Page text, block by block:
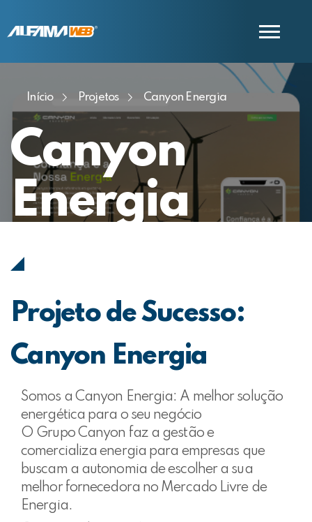
COMERCIAL
SUPORTE
Início Projetos Canyon Energia
Canyon
Energia
Projeto de Sucesso:
Canyon Energia
Somos a Canyon Energia: A melhor solução
energética para o seu negócio
O Grupo Canyon faz a gestão e
comercializa energia para empresas que
buscam a autonomia de escolher a sua
melhor fornecedora no Mercado Livre de
Energia.